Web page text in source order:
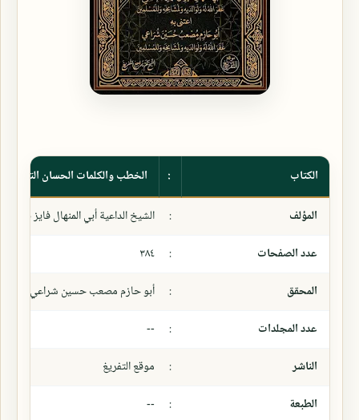
الكتاب :
الخطب والكلمات الحسان التي
المؤلف
:
الشيخ الداعية أبي المنهال فايز بن
عدد الصفحات
:
٣٨٤
المحقق
:
أبو حازم مصعب حسين شراعي
عدد المجلدات
:
--
الناشر
:
موقع التفريغ
الطبعة
:
--